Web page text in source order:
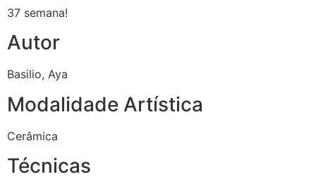
37 semana!
Autor
Basilio, Aya
Modalidade Artística
Cerâmica
Técnicas